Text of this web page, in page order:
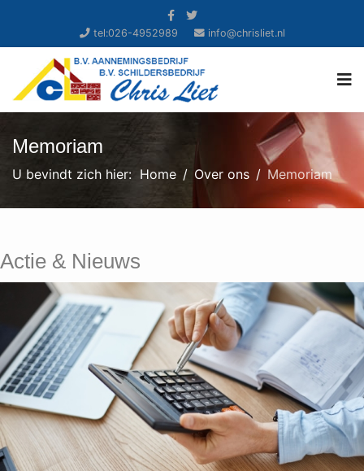
tel:026-4952989 info@chrisliet.nl
Memoriam
U bevindt zich hier: Home Over ons Memoriam
Actie & Nieuws